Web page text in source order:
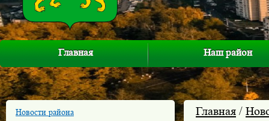
Главная Наш район
Новости района
Главная /